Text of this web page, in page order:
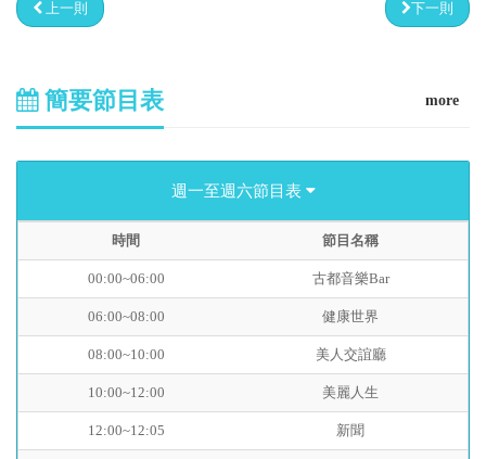
上一則 下一則
簡要節目表 more
週一至週六節目表
時間 節目名稱
00:00~06:00 古都音樂Bar
06:00~08:00 健康世界
08:00~10:00 美人交誼廳
10:00~12:00 美麗人生
12:00~12:05 新聞